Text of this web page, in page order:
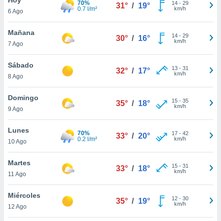
en
más
nuestra
de
cookies
aceptar
6 Ago
70%
0.7 l/m²
31° / 19° 14- 29
km/h
Mañana
7 Ago
30° / 16° 14- 29
km/h
Sábado
8 Ago
32° / 17° 13- 31
km/h
Domingo
9 Ago
35° / 18° 15- 35
km/h
Lunes
10 Ago
70%
0.2 l/m²
33° / 20° 17- 42
km/h
Martes
11 Ago
33° / 18° 15- 31
km/h
Miércoles
12 Ago
35° / 19° 12- 30
km/h